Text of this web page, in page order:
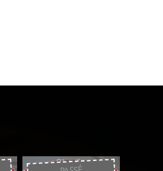
21 juillet